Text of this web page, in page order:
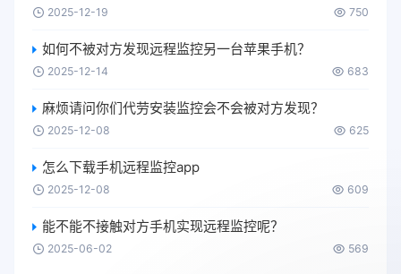
2025-12-19 750
如何不被对方发现远程监控另一台苹果手机？
2025-12-14 683
麻烦请问你们代劳安装监控会不会被对方发现？
2025-12-08 625
怎么下载手机远程监控app
2025-12-08 609
能不能不接触对方手机实现远程监控呢？
2025-06-02 569